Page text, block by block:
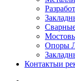
Опоры
Контактыи